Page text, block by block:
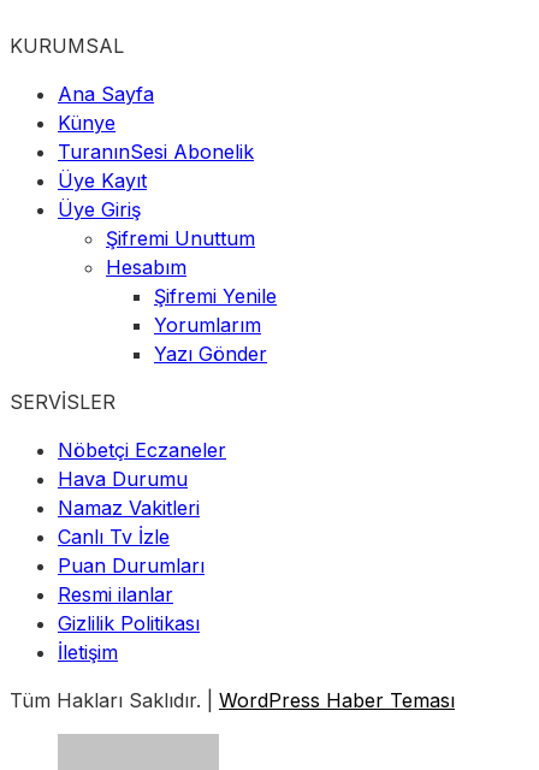
KURUMSAL
Ana Sayfa
Künye
TuranınSesi Abonelik
Üye Kayıt
Üye Giriş
Şifremi Unuttum
Hesabım
Şifremi Yenile
Yorumlarım
Yazı Gönder
SERVİSLER
Nöbetçi Eczaneler
Hava Durumu
Namaz Vakitleri
Canlı Tv İzle
Puan Durumları
Resmi ilanlar
Gizlilik Politikası
İletişim
Tüm Hakları Saklıdır. | WordPress Haber Teması